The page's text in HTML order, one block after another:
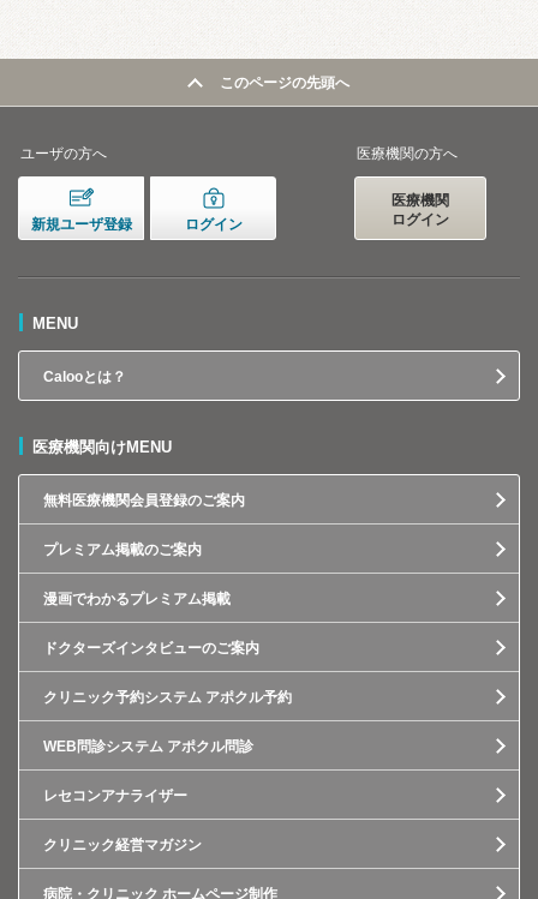
このページの先頭へ
ユーザの方へ
新規ユーザ登録 ログイン
医療機関の方へ
医療機関
ログイン
MENU
Calooとは？
医療機関向けMENU
無料医療機関会員登録のご案内
プレミアム掲載のご案内
漫画でわかるプレミアム掲載
ドクターズインタビューのご案内
クリニック予約システム アポクル予約
WEB問診システム アポクル問診
レセコンアナライザー
クリニック経営マガジン
病院・クリニック ホームページ制作